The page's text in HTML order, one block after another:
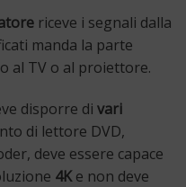
riceve i segnali dalla
manda la parte
al TV o al proiettore.
disporre di vari
di lettore DVD,
deve essere capace
4Ke non deve